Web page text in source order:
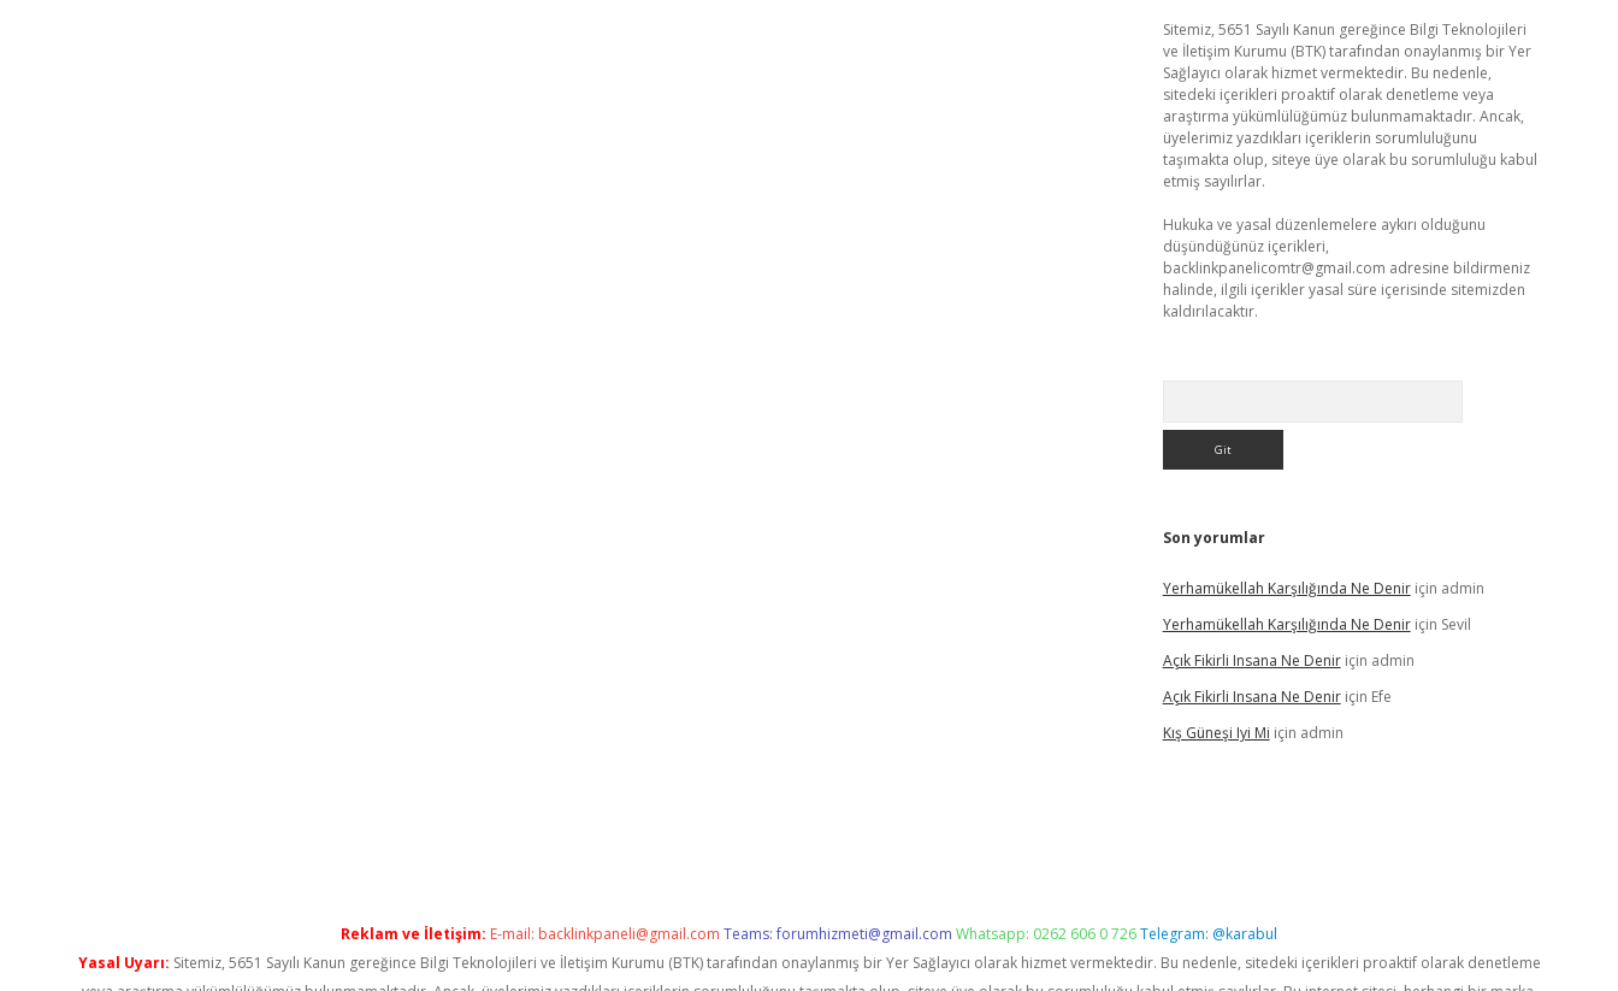
Sitemiz, 5651 Sayılı Kanun gereğince Bilgi Teknolojileri
ve İletişim Kurumu (BTK) tarafından onaylanmış bir Yer
Sağlayıcı olarak hizmet vermektedir. Bu nedenle,
sitedeki içerikleri proaktif olarak denetleme veya
araştırma yükümlülüğümüz bulunmamaktadır. Ancak,
üyelerimiz yazdıkları içeriklerin sorumluluğunu
taşımakta olup, siteye üye olarak bu sorumluluğu kabul
etmiş sayılırlar.
Hukuka ve yasal düzenlemelere aykırı olduğunu
düşündüğünüz içerikleri,
backlinkpanelicomtr@gmail.com adresine bildirmeniz
halinde, ilgili içerikler yasal süre içerisinde sitemizden
kaldırılacaktır.
Son yorumlar
Yerhamükellah Karşılığında Ne Deniriçin admin
Yerhamükellah Karşılığında Ne Deniriçin Sevil
Açık Fikirli Insana Ne Deniriçin admin
Açık Fikirli Insana Ne Deniriçin Efe
Kış Güneşi Iyi Mi için admin
Reklam ve İletişim: E-mail: backlinkpaneli@gmail.com Teams:forumhizmeti@gmail.com Whatsapp: 0262 606 0 726Telegram: @karabul
Yasal Uyarı: Sitemiz, 5651 Sayılı Kanun gereğince Bilgi Teknolojileri ve İletişim Kurumu (BTK) tarafından onaylanmış bir Yer Sağlayıcı olarak hizmet vermektedir. Bu nedenle, sitedeki içerikleri proaktif olarak denetleme